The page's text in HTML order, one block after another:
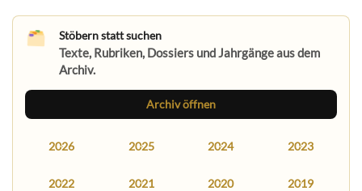
Stöbern statt suchen
Texte, Rubriken, Dossiers und Jahrgänge aus dem
Archiv.
Archiv öffnen
2026 2025 2024 2023
2022 2021 2020 2019